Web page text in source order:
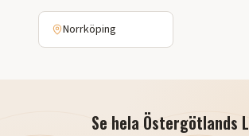
Norrköping
Se hela Östergötlands